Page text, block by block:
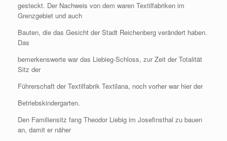
gesteckt. Der Nachweis von dem waren Textilfabriken im
Grenzgebiet und auch
Bauten, die das Gesicht der Stadt Reichenberg verändert haben.
Das
bemerkenswerte war das Liebieg-Schloss, zur Zeit der Totalität
Sitz der
Führerschaft der Textilfabrik Textilana, noch vorher war hier der
Betriebskindergarten.
Den Familiensitz fang Theodor Liebig im Josefinsthal zu bauen
an, damit er näher